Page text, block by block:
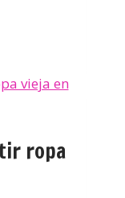
ropa